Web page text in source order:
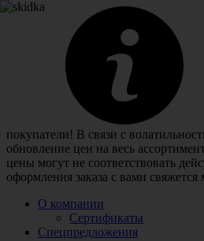
покупатели! В связи с
обновление цен на весь
цены могут не соответствовать
оформления заказа с вами свяжется
О компании
Сертификаты
Спецпредложения